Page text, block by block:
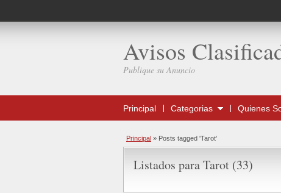
Avisos
Publique su Anuncio
Principal Categorias Quienes
Principal » Posts tagged 'Tarot'
Listados para Tarot (33)